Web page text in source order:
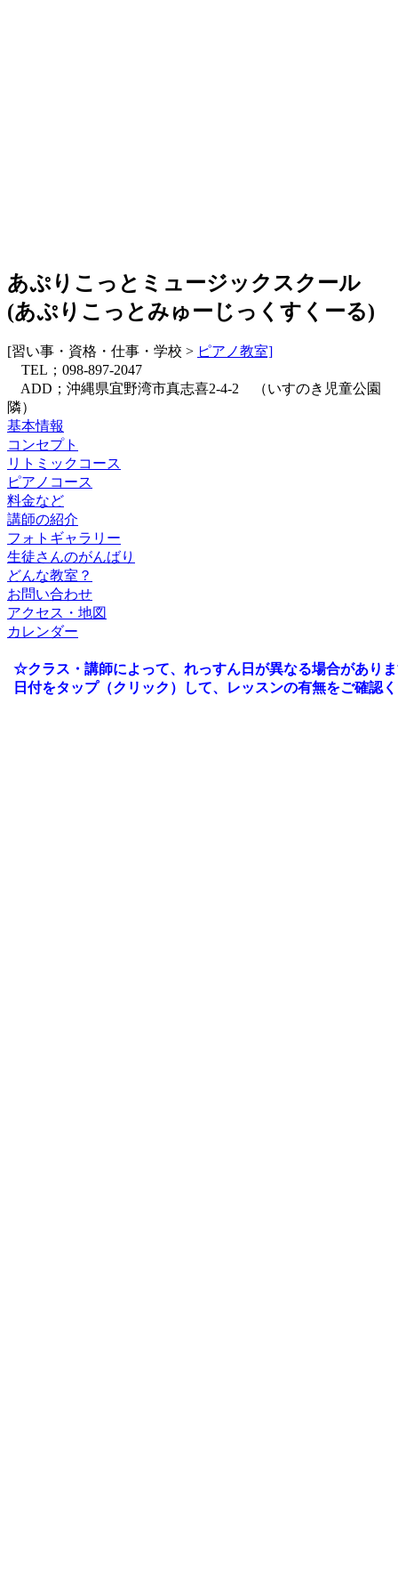
あぷりこっとミュージックスクール
(あぷりこっとみゅーじっくすくーる)
[習い事・資格・仕事・学校 > ピアノ教室]
TEL；098-897-2047
ADD；沖縄県宜野湾市真志喜2-4-2 （いすのき児童公園
隣）
基本情報
コンセプト
リトミックコース
ピアノコース
料金など
講師の紹介
フォトギャラリー
生徒さんのがんばり
どんな教室？
お問い合わせ
アクセス・地図
カレンダー
☆クラス・講師によって、れっすん日が異なる場合があり
日付をタップ（クリック）して、レッスンの有無をご確認